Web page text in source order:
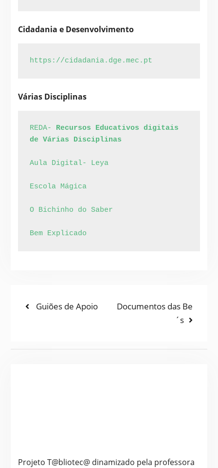
Cidadania e Desenvolvimento
https://cidadania.dge.mec.pt
Várias Disciplinas
REDA- Recursos Educativos digitais
de Várias Disciplinas
Aula Digital- Leya
Escola Mágica
O Bichinho do Saber
Bem Explicado
NAVEGAÇÃO
Previous
Guiões de Apoio
Next
Documentos das Be
´s
Projeto T@bliotec@ dinamizado pela professora